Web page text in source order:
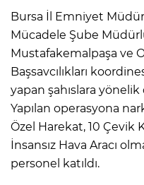
Bursa İl Emniyet
Mücadele Şube
Mustafakemalpaşa ve
Başsavcılıkları
yapan şahıslara
Yapılan operasyona
Özel Harekat, 10 Çevik
İnsansız Hava Aracı
personel katıldı.